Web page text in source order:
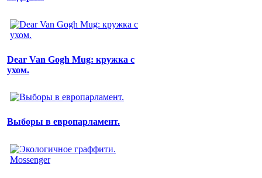
Dear Van Gogh Mug: кружка с
ухом.
Выборы в европарламент.